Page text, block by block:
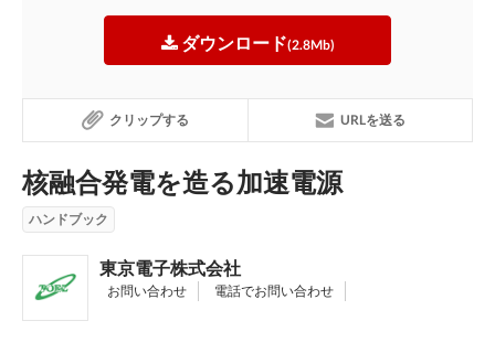
ダウンロード(2.8Mb)
クリップする URLを送る
核融合発電を造る加速電源
ハンドブック
東京電子株式会社
お問い合わせ 電話でお問い合わせ